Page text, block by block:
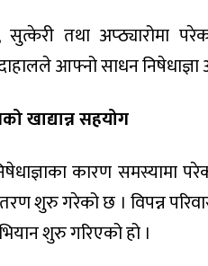
तथा अप्ठ्यारोमा
आफ्नो साधन
खाद्यान्न सहयोग
कारण समस्यामा
शुरु गरेको छ । विपन्न
शुरु गरिएको हो ।